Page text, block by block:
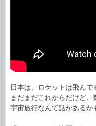
日本は、ロケットは飛ん
まだまだこれからだけど、
宇宙旅行なんて話があるか